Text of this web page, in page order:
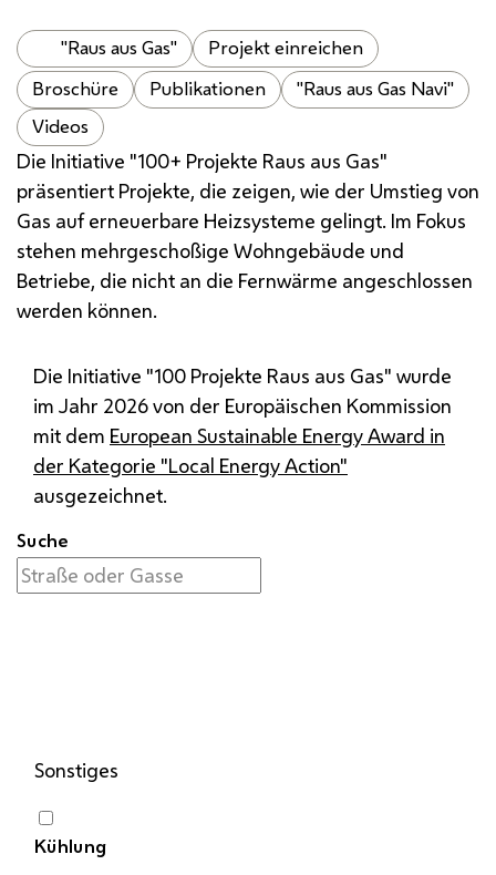
"Raus aus Gas"
Projekt einreichen
Broschüre
Publikationen
"Raus aus Gas Navi"
Videos
Die Initiative "100+ Projekte Raus aus Gas"
präsentiert Projekte, die zeigen, wie der Umstieg von
Gas auf erneuerbare Heizsysteme gelingt. Im Fokus
stehen mehrgeschoßige Wohngebäude und
Betriebe, die nicht an die Fernwärme angeschlossen
werden können.
Die Initiative "100 Projekte Raus aus Gas" wurde
im Jahr 2026 von der Europäischen Kommission
mit dem European Sustainable Energy Award in
der Kategorie "Local Energy Action"
ausgezeichnet.
Suche
Sonstiges
Kühlung